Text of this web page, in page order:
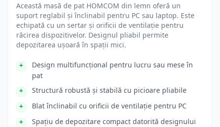
Această masă de pat HOMCOM din lemn oferă un
suport reglabil și înclinabil pentru PC sau laptop. Este
echipată cu un sertar și orificii de ventilație pentru
răcirea dispozitivelor. Designul pliabil permite
depozitarea ușoară în spații mici.
Design multifuncțional pentru lucru sau mese în
pat
Structură robustă și stabilă cu picioare pliabile
Blat înclinabil cu orificii de ventilație pentru PC
Spațiu de depozitare compact datorită designului